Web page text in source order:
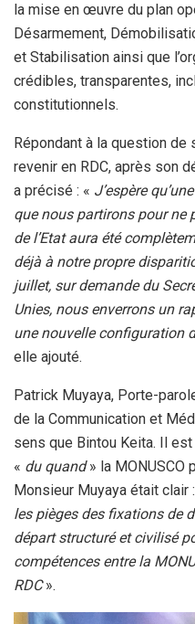
la mise en œuvre du plan
Désarmement,
et Stabilisation ainsi que
crédibles, transparentes,
constitutionnels.
Répondant à la question de
revenir en RDC, après son
a précisé : « J’espère
que nous partirons pour ne
de l’Etat aura été
déjà à notre propre
juillet, sur demande du
Unies, nous enverrons un
une nouvelle configuration
elle ajouté.
Patrick Muyaya, Porte-
de la Communication et
sens que Bintou Keita. Il
« du quand» la MONUSCO
Monsieur Muyaya était clair
les pièges des fixations de
départ structuré et civilisé
compétences entre la
RDC».